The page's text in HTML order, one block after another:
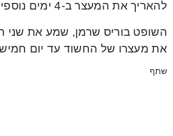
להאריך את המעצר ב-4 ימים נוספים.
השופט בוריס שרמן, שמע את שני
את מעצרו של החשוד עד יום
שתף